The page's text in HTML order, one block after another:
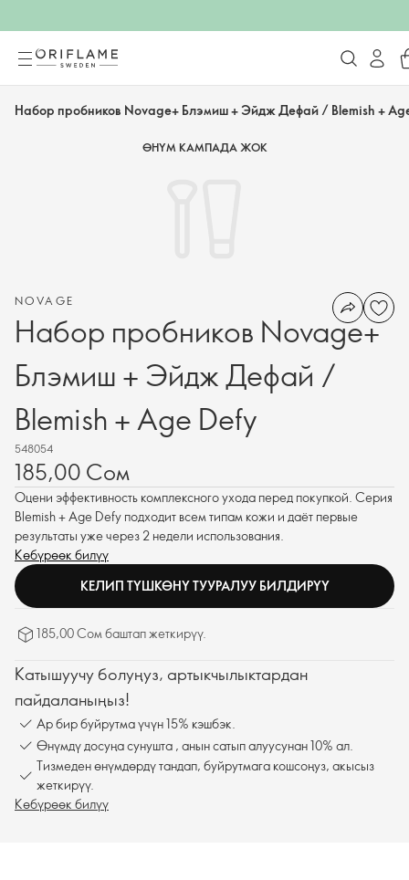
Набор пробников Novage+ Блэмиш + Эйдж Дефай / Blemish +
ӨНҮМ КАМПАДА ЖОК
NOVAGE
Набор пробников Novage+
Блэмиш + Эйдж Дефай /
Blemish + Age Defy
548054
185,00 Сом
Оцени эффективность комплексного ухода перед покупкой. Серия
Blemish + Age Defy подходит всем типам кожи и даёт первые
результаты уже через 2 недели использования.
Көбүрөөк билүү
КЕЛИП ТҮШКӨНҮ ТУУРАЛУУ БИЛДИРҮҮ
185,00 Сом баштап жеткирүү.
Катышуучу болуңуз, артыкчылыктардан
пайдаланыңыз!
Ар бир буйрутма үчүн 15% кэшбэк.
Өнүмдү досуңа сунушта , анын сатып алуусунан 10% ал.
Тизмеден өнүмдөрдү тандап, буйрутмага кошсоңуз, акысыз
жеткирүү.
Көбүрөөк билүү